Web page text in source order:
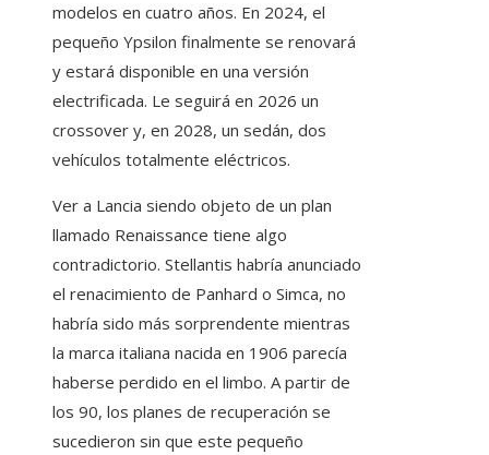
modelos en cuatro años. En 2024, el
pequeño Ypsilon finalmente se renovará
y estará disponible en una versión
electrificada. Le seguirá en 2026 un
crossover y, en 2028, un sedán, dos
vehículos totalmente eléctricos.
Ver a Lancia siendo objeto de un plan
llamado Renaissance tiene algo
contradictorio. Stellantis habría anunciado
el renacimiento de Panhard o Simca, no
habría sido más sorprendente mientras
la marca italiana nacida en 1906 parecía
haberse perdido en el limbo. A partir de
los 90, los planes de recuperación se
sucedieron sin que este pequeño